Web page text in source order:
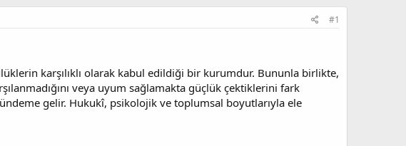
#1
karşılıklı olarak kabul edildiği bir kurumdur. Bununla birlikte,
veya uyum sağlamakta güçlük çektiklerini fark
gelir. Hukukî, psikolojik ve toplumsal boyutlarıyla ele